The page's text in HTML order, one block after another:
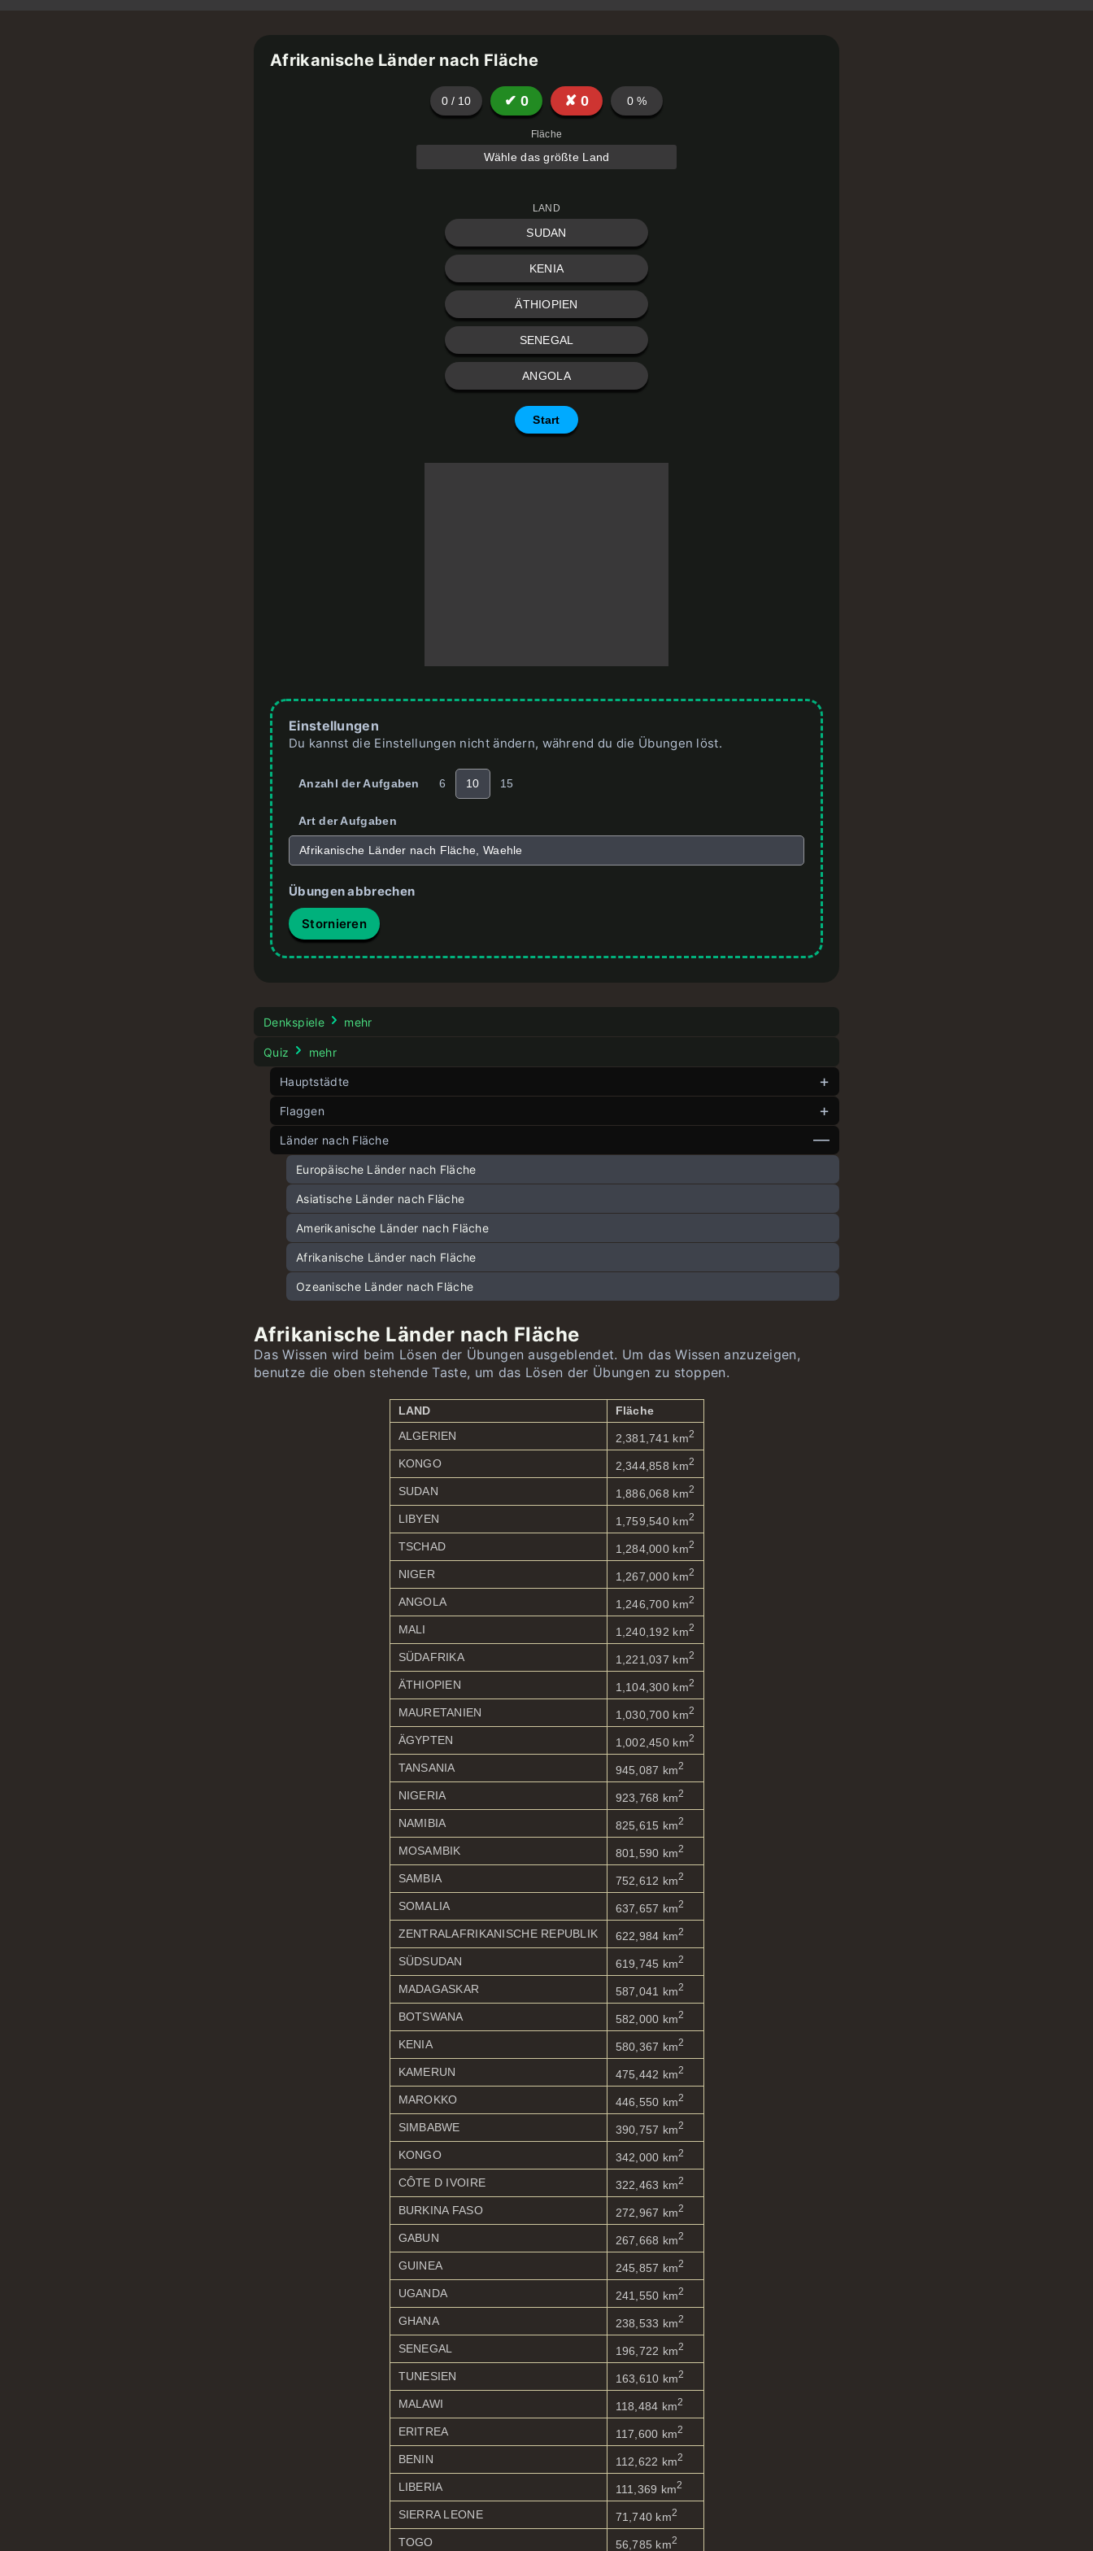
Afrikanische Länder nach Fläche
0 / 10 ✔ 0 ✘ 0 0 %
Fläche
Wähle das größte Land
LAND
SUDAN
KENIA
ÄTHIOPIEN
SENEGAL
ANGOLA
Start
Einstellungen
Du kannst die Einstellungen nicht ändern, während du die Übungen löst.
Anzahl der Aufgaben 6 10 15
Art der Aufgaben
Afrikanische Länder nach Fläche, Waehle
Übungen abbrechen
Stornieren
Denkspiele mehr
Quiz mehr
Hauptstädte
Hauptstädte Europas
Hauptstädte Asiens
Hauptstädte Nordamerikas und der Karibik
Hauptstädte Südamerikas
Hauptstädte Afrikas
Hauptstädte Ozeaniens
Flaggen
Europäische Flaggen
Asiatische Flaggen
Afrikanische Flaggen
Flaggen Nordamerikas und der Karibik
Südamerikanische Flaggen
Flaggen Ozeaniens
Länder nach Fläche
Europäische Länder nach Fläche
Asiatische Länder nach Fläche
Amerikanische Länder nach Fläche
Afrikanische Länder nach Fläche
Ozeanische Länder nach Fläche
Afrikanische Länder nach Fläche
Das Wissen wird beim Lösen der Übungen ausgeblendet. Um das Wissen anzuzeigen,
benutze die oben stehende Taste, um das Lösen der Übungen zu stoppen.
LAND
Fläche
ALGERIEN
2,381,741 km2
KONGO 2,344,858 km2
SUDAN 1,886,068 km2
LIBYEN 1,759,540 km2
TSCHAD 1,284,000 km2
NIGER 1,267,000 km2
ANGOLA 1,246,700 km2
MALI 1,240,192 km2
SÜDAFRIKA 1,221,037 km2
ÄTHIOPIEN 1,104,300 km2
MAURETANIEN 1,030,700 km2
ÄGYPTEN 1,002,450 km2
TANSANIA 945,087 km2
NIGERIA 923,768 km2
NAMIBIA 825,615 km2
MOSAMBIK 801,590 km2
SAMBIA 752,612 km2
SOMALIA 637,657 km2
ZENTRALAFRIKANISCHE REPUBLIK 622,984 km2
SÜDSUDAN 619,745 km2
MADAGASKAR 587,041 km2
BOTSWANA 582,000 km2
KENIA 580,367 km2
KAMERUN 475,442 km2
MAROKKO 446,550 km2
SIMBABWE 390,757 km2
KONGO 342,000 km2
CÔTE D IVOIRE 322,463 km2
BURKINA FASO 272,967 km2
GABUN 267,668 km2
GUINEA 245,857 km2
UGANDA 241,550 km2
GHANA 238,533 km2
SENEGAL 196,722 km2
TUNESIEN 163,610 km2
MALAWI 118,484 km2
ERITREA 117,600 km2
BENIN 112,622 km2
LIBERIA 111,369 km2
SIERRA LEONE 71,740 km2
TOGO 56,785 km2